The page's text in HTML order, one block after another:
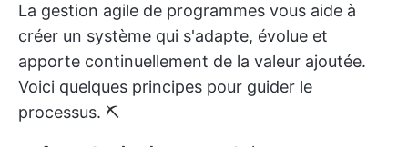
La gestion agile de programmes vous aide à
créer un système qui s'adapte, évolue et
apporte continuellement de la valeur ajoutée.
Voici quelques principes pour guider le
processus. ⛏️